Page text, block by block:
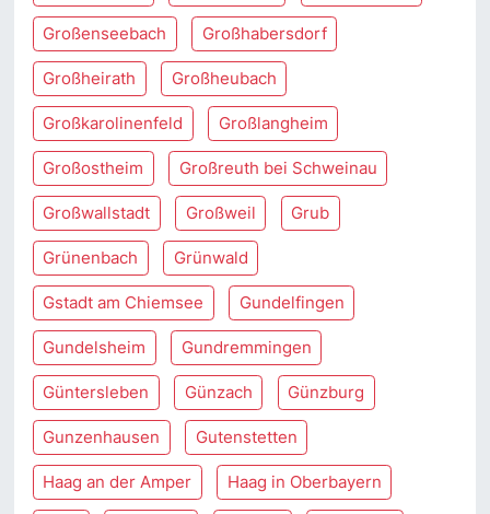
Großenseebach Großhabersdorf
Großheirath Großheubach
Großkarolinenfeld Großlangheim
Großostheim Großreuth bei Schweinau
Großwallstadt Großweil Grub
Grünenbach Grünwald
Gstadt am Chiemsee Gundelfingen
Gundelsheim Gundremmingen
Güntersleben Günzach Günzburg
Gunzenhausen Gutenstetten
Haag an der Amper Haag in Oberbayern